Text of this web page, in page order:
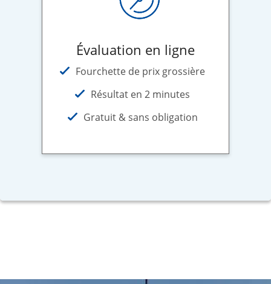
Évaluation en ligne
Fourchette de prix grossière
Résultat en 2 minutes
Gratuit & sans obligation